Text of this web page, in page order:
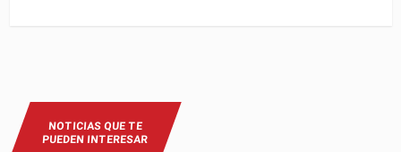
NOTICIAS QUE TE
PUEDEN INTERESAR